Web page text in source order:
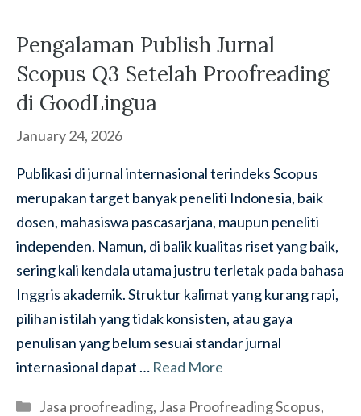
Pengalaman Publish Jurnal
Scopus Q3 Setelah Proofreading
di GoodLingua
January 24, 2026
Publikasi di jurnal internasional terindeks Scopus
merupakan target banyak peneliti Indonesia, baik
dosen, mahasiswa pascasarjana, maupun peneliti
independen. Namun, di balik kualitas riset yang baik,
sering kali kendala utama justru terletak pada bahasa
Inggris akademik. Struktur kalimat yang kurang rapi,
pilihan istilah yang tidak konsisten, atau gaya
penulisan yang belum sesuai standar jurnal
internasional dapat … Read More
Categories
Jasa proofreading, Jasa Proofreading Scopus,